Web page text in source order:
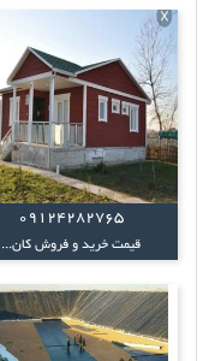
09124282765
قیمت خرید و فروش کان...